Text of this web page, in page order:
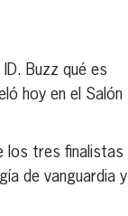
Buzz qué es
hoy en el Salón
los tres finalistas
de vanguardia y